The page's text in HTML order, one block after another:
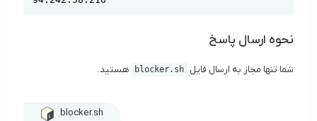
نحوه ارسال پاسخ
شما تنها مجاز به ارسال فایل blocker.sh هستید.
blocker.sh